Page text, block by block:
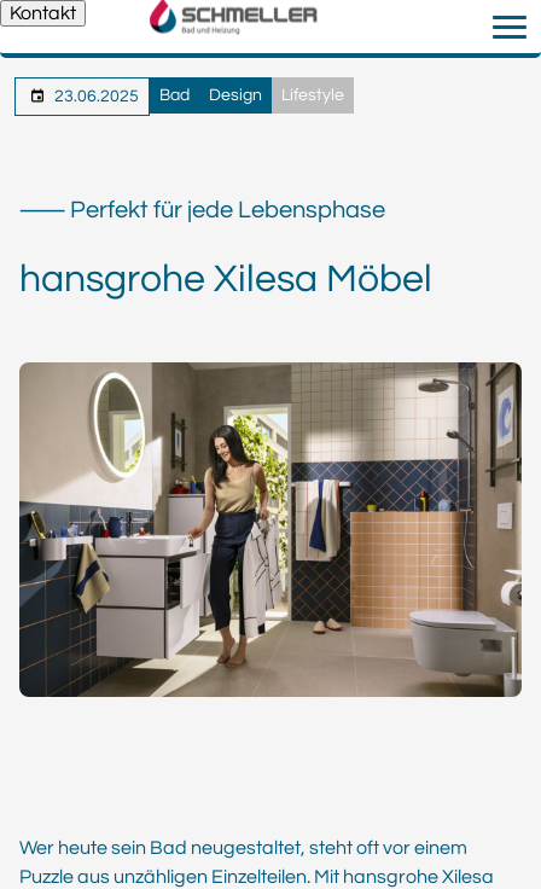
Kontakt
23.06.2025 Bad Design Lifestyle
⸺ Perfekt für jede Lebensphase
hansgrohe Xilesa Möbel
Wer heute sein Bad neugestaltet, steht oft vor einem
Puzzle aus unzähligen Einzelteilen. Mit hansgrohe Xilesa